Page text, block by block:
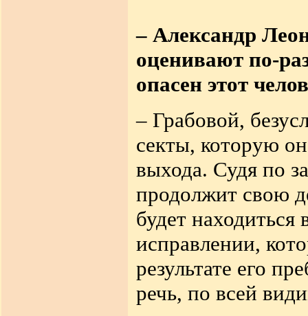
– Александр
оценивают по-
опасен этот
– Грабовой,
секты, которую он
выхода. Судя по
продолжит свою
будет находиться
исправлении,
результате его
речь, по всей